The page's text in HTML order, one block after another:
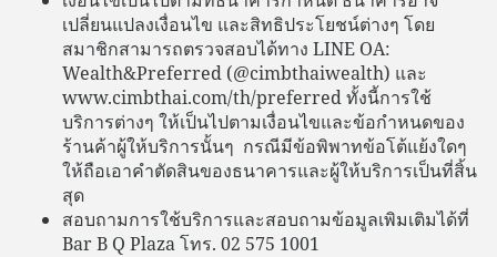
เปลี่ยนแปลงเงื่อนไข และสิทธิประโยชน์ต่างๆ โดย
สมาชิกสามารถตรวจสอบได้ทาง LINE OA:
Wealth&Preferred (@cimbthaiwealth) และ
www.cimbthai.com/th/preferred ทั้งนี้การใช้
บริการต่างๆ ให้เป็นไปตามเงื่อนไขและข้อกำหนดของ
ร้านค้าผู้ให้บริการนั้นๆ กรณีมีข้อพิพาทข้อโต้แย้งใดๆ
ให้ถือเอาคำตัดสินของธนาคารและผู้ให้บริการเป็นที่สิ้น
สุด
สอบถามการใช้บริการและสอบถามข้อมูลเพิมเติมได้ที่
Bar B Q Plaza โทร. 02 575 1001